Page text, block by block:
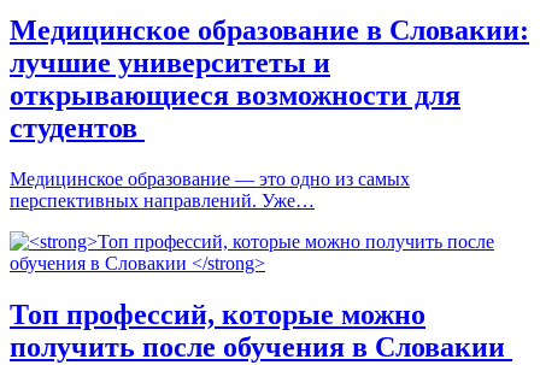
Медицинское образование в Словакии:
лучшие университеты и
открывающиеся возможности для
студентов
Медицинское образование — это одно из самых
перспективных направлений. Уже…
Топ профессий, которые можно
получить после обучения в Словакии